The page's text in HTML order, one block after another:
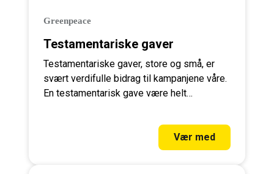
Greenpeace
Testamentariske gaver
Testamentariske gaver, store og små, er
svært verdifulle bidrag til kampanjene våre.
En testamentarisk gave være helt
Vær med